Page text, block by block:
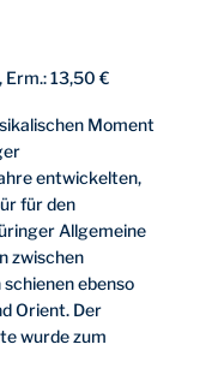
Erm.: 13,50 €
Moment
entwickelten,
für den
Allgemeine
zwischen
ebenso
Orient. Der
wurde zum